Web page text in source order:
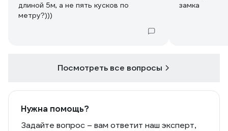
длиной 5м, а не пять кусков по
метру?)))
замка
Посмотреть все вопросы
Нужна помощь?
Задайте вопрос – вам ответит наш эксперт,